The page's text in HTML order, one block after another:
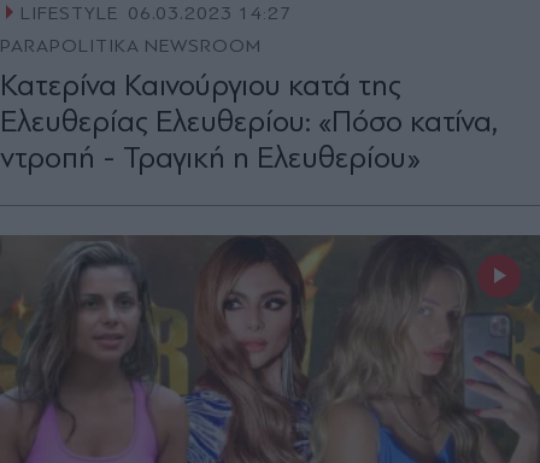
LIFESTYLE
06.03.2023 14:27
PARAPOLITIKA NEWSROOM
Κατερίνα Καινούργιου κατά της
Ελευθερίας Ελευθερίου: «Πόσο κατίνα,
ντροπή - Τραγική η Ελευθερίου»